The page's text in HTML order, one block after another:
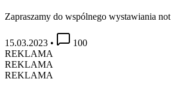
Zapraszamy do wspólnego wystawiania not
15.03.2023 •
100
REKLAMA
REKLAMA
REKLAMA